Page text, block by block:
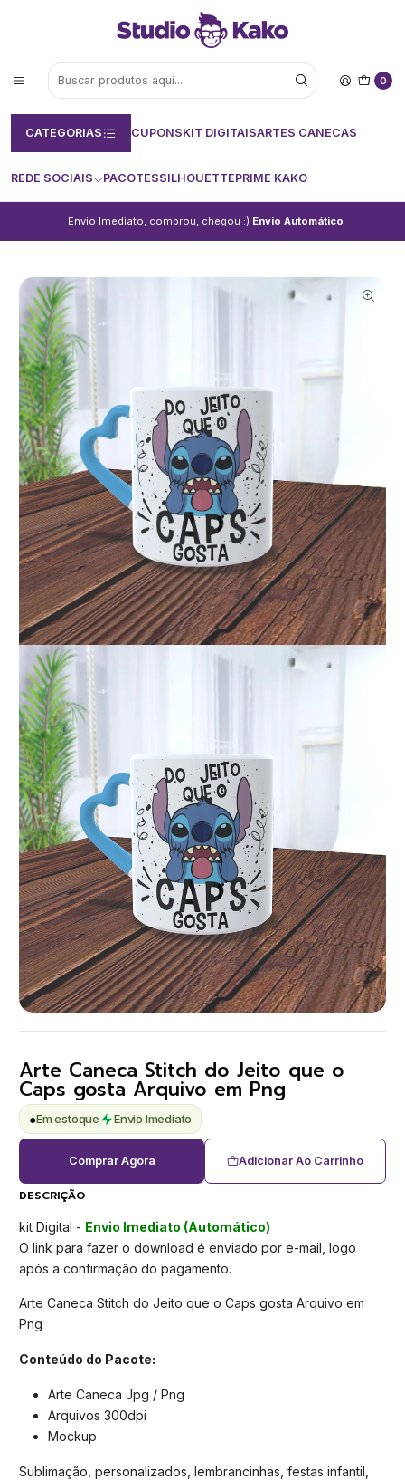
0
CATEGORIAS CUPONSKIT DIGITAISARTES CANECAS
REDE SOCIAIS PACOTESSILHOUETTEPRIME KAKO
Envio Imediato, comprou, chegou :) Envio Automático
Arte Caneca Stitch do Jeito que o
Caps gosta Arquivo em Png
●Em estoque Envio Imediato
Adicionar Ao Carrinho
Comprar Agora
DESCRIÇÃO
kit Digital - Envio Imediato (Automático)
O link para fazer o download é enviado por e-mail, logo
após a confirmação do pagamento.
Arte Caneca Stitch do Jeito que o Caps gosta Arquivo em
Png
Conteúdo do Pacote:
Arte Caneca Jpg / Png
Arquivos 300dpi
Mockup
Sublimação, personalizados, lembrancinhas, festas infantil,